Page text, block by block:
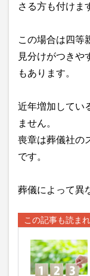
さる方も付けま
この場合は四等
見分けがつきや
もあります。
近年増加してい
ません。
喪章は葬儀社の
です。
葬儀によって異
この記事も読ま